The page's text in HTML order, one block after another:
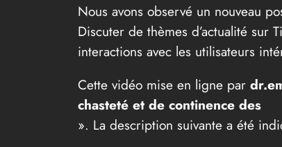
Nous avons observé un nouveau
Discuter de thèmes d’actualité sur
interactions avec les utilisateurs
Cette vidéo mise en ligne par
chasteté et de continence des
». La description suivante a été